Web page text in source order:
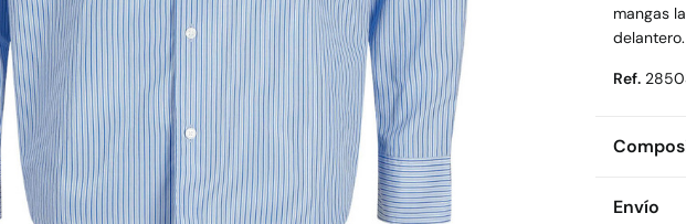
mangas
Ref.
Envío